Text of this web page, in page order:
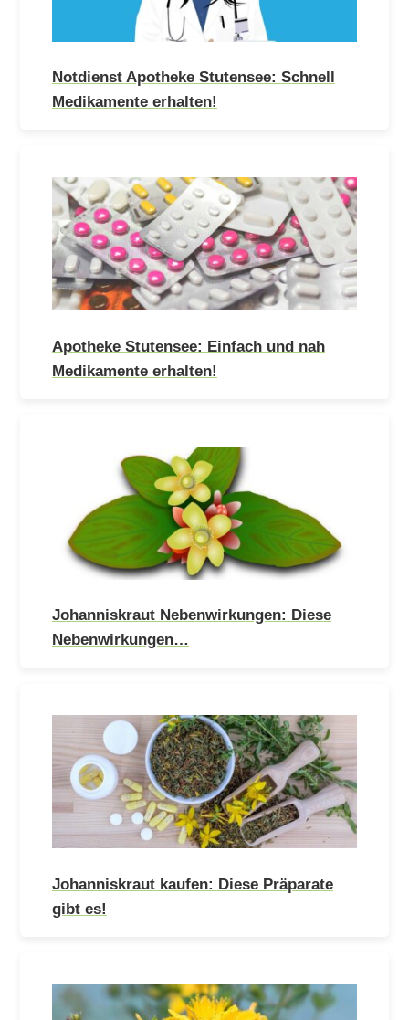
Notdienst Apotheke Stutensee: Schnell
Medikamente erhalten!
Apotheke Stutensee: Einfach und nah
Medikamente erhalten!
Johanniskraut Nebenwirkungen: Diese
Nebenwirkungen…
Johanniskraut kaufen: Diese Präparate
gibt es!